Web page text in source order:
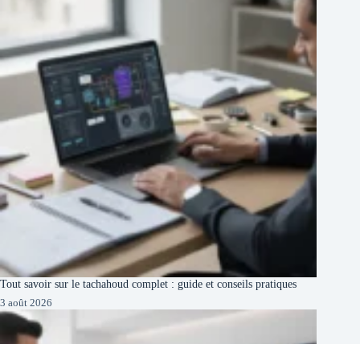
Tout savoir sur le tachahoud complet : guide et conseils pratiques
3 août 2026